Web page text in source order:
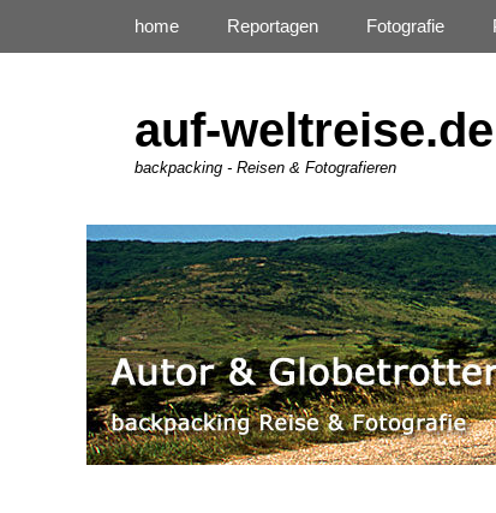
auf-weltreise.de
backpacking - Reisen & Fotografieren
Primäres Menü
home Reportagen Fotografie